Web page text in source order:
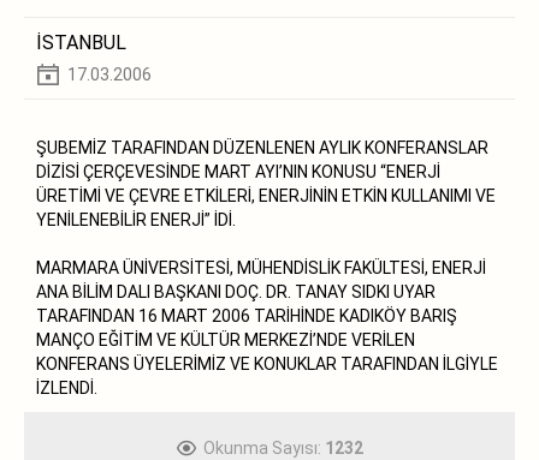
İSTANBUL
17.03.2006
ŞUBEMİZ TARAFINDAN DÜZENLENEN AYLIK KONFERANSLAR
DİZİSİ ÇERÇEVESİNDE MART AYI’NIN KONUSU “ENERJİ
ÜRETİMİ VE ÇEVRE ETKİLERİ, ENERJİNİN ETKİN KULLANIMI VE
YENİLENEBİLİR ENERJİ” İDİ.
MARMARA ÜNİVERSİTESİ, MÜHENDİSLİK FAKÜLTESİ, ENERJİ
ANA BİLİM DALI BAŞKANI DOÇ. DR. TANAY SIDKI UYAR
TARAFINDAN 16 MART 2006 TARİHİNDE KADIKÖY BARIŞ
MANÇO EĞİTİM VE KÜLTÜR MERKEZİ’NDE VERİLEN
KONFERANS ÜYELERİMİZ VE KONUKLAR TARAFINDAN İLGİYLE
İZLENDİ.
Okunma Sayısı: 1232